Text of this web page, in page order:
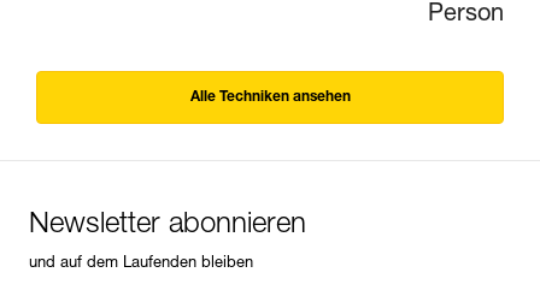
Person
Alle Techniken ansehen
Newsletter abonnieren
und auf dem Laufenden bleiben